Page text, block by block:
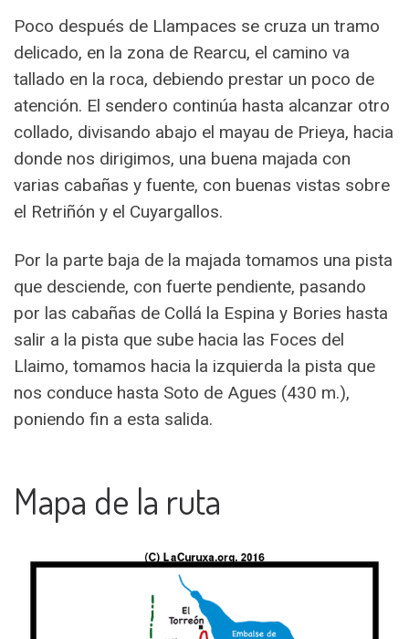
Poco después de Llampaces se cruza un tramo
delicado, en la zona de Rearcu, el camino va
tallado en la roca, debiendo prestar un poco de
atención. El sendero continúa hasta alcanzar otro
collado, divisando abajo el mayau de Prieya, hacia
donde nos dirigimos, una buena majada con
varias cabañas y fuente, con buenas vistas sobre
el Retriñón y el Cuyargallos.
Por la parte baja de la majada tomamos una pista
que desciende, con fuerte pendiente, pasando
por las cabañas de Collá la Espina y Bories hasta
salir a la pista que sube hacia las Foces del
Llaimo, tomamos hacia la izquierda la pista que
nos conduce hasta Soto de Agues (430 m.),
poniendo fin a esta salida.
Mapa de la ruta